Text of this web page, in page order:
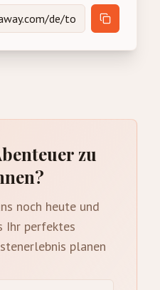
zu
noch heute und
Ihr perfektes
planen